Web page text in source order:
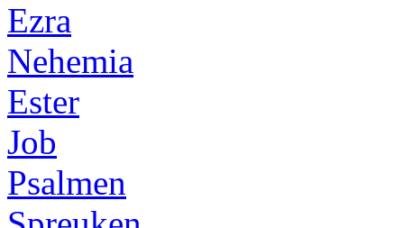
Ezra
Nehemia
Ester
Job
Psalmen